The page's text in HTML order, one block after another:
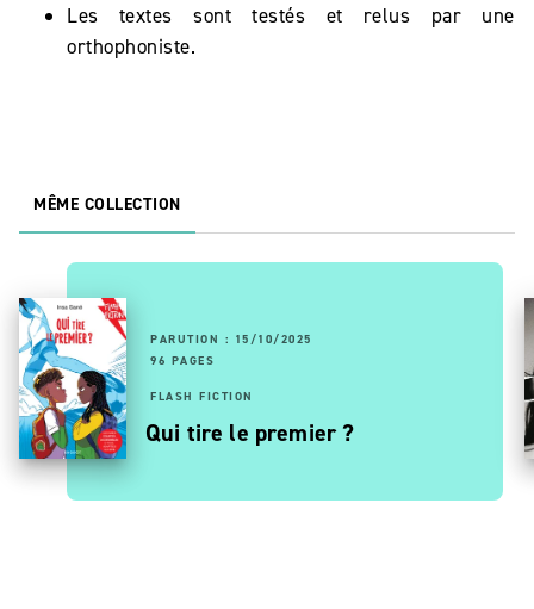
Les textes sont testés et relus par une
orthophoniste.
MÊME COLLECTION
PARUTION : 15/10/2025
96 PAGES
FLASH FICTION
Qui tire le premier ?